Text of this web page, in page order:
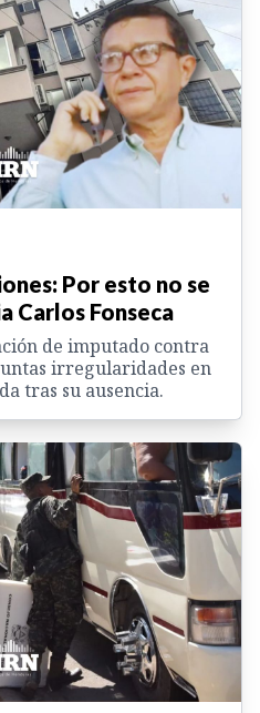
Por esto no se
Carlos Fonseca
de imputado contra
irregularidades en
tras su ausencia.